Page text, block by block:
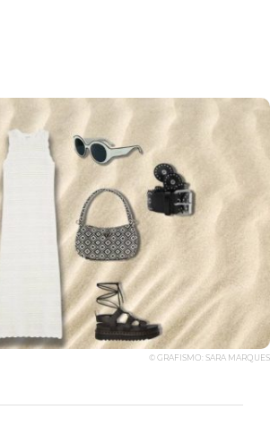
© GRAFISMO: SARA MARQUES